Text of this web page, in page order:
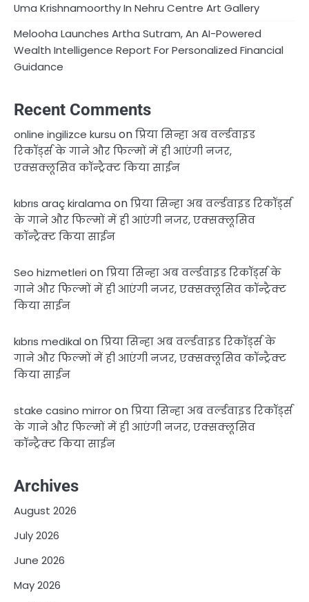
Uma Krishnamoorthy In Nehru Centre Art Gallery
Melooha Launches Artha Sutram, An AI-Powered
Wealth Intelligence Report For Personalized Financial
Guidance
Recent Comments
online ingilizce kursu onप्रिया सिन्हा अब वर्ल्डवाइड
रिकॉर्ड्स के गाने और फिल्मों में ही आएंगी नजर,
एक्सक्लूसिव कॉन्ट्रैक्ट किया साईन
kıbrıs araç kiralama onप्रिया सिन्हा अब वर्ल्डवाइड रिकॉर्ड्स
के गाने और फिल्मों में ही आएंगी नजर, एक्सक्लूसिव
कॉन्ट्रैक्ट किया साईन
Seo hizmetleri onप्रिया सिन्हा अब वर्ल्डवाइड रिकॉर्ड्स के
गाने और फिल्मों में ही आएंगी नजर, एक्सक्लूसिव कॉन्ट्रैक्ट
किया साईन
kıbrıs medikal onप्रिया सिन्हा अब वर्ल्डवाइड रिकॉर्ड्स के
गाने और फिल्मों में ही आएंगी नजर, एक्सक्लूसिव कॉन्ट्रैक्ट
किया साईन
stake casino mirroronप्रिया सिन्हा अब वर्ल्डवाइड रिकॉर्ड्स
के गाने और फिल्मों में ही आएंगी नजर, एक्सक्लूसिव
कॉन्ट्रैक्ट किया साईन
Archives
August 2026
July 2026
June 2026
May 2026